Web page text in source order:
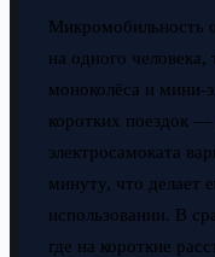
Микромобильность
на одного человека,
моноколёса и мини-
коротких поездок
электросамоката
минуту, что делает
использовании. В
где на короткие